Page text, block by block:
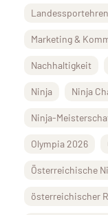
Marketing &
Nachhaltigkeit
Ninja Ninja
Ninja-
Olympia 2026
Österreichische
österreichischer